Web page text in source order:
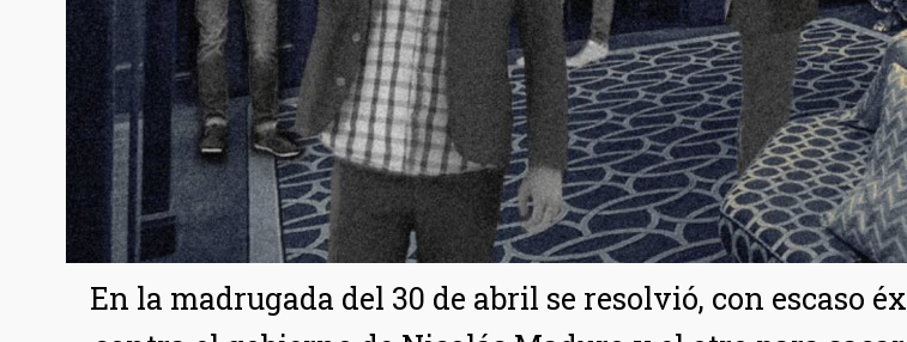
En la madrugada del 30 de abril se resolvió, con escaso